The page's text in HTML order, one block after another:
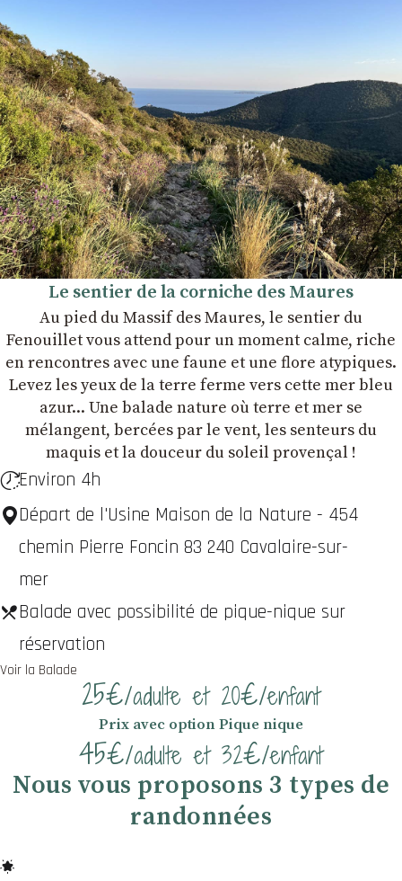
Le sentier de la corniche des Maures
Au pied du Massif des Maures, le sentier du
Fenouillet vous attend pour un moment calme, riche
en rencontres avec une faune et une flore atypiques.
Levez les yeux de la terre ferme vers cette mer bleu
azur... Une balade nature où terre et mer se
mélangent, bercées par le vent, les senteurs du
maquis et la douceur du soleil provençal !
Environ 4h
Départ de l'Usine Maison de la Nature - 454
chemin Pierre Foncin 83 240 Cavalaire-sur-
mer
Balade avec possibilité de pique-nique sur
réservation
Voir la Balade
25€/adulte et 20€/enfant
Prix avec option Pique nique
45€/adulte et 32€/enfant
Nous vous proposons 3 types de
randonnées